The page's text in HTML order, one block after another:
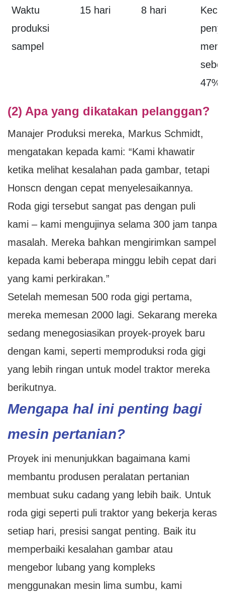
Waktu
produksi
sampel
15 hari 8 hari
47%
(2) Apa yang dikatakan pelanggan?
Manajer Produksi mereka, Markus Schmidt,
mengatakan kepada kami: “Kami khawatir
ketika melihat kesalahan pada gambar, tetapi
Honscn dengan cepat menyelesaikannya.
Roda gigi tersebut sangat pas dengan puli
kami – kami mengujinya selama 300 jam tanpa
masalah. Mereka bahkan mengirimkan sampel
kepada kami beberapa minggu lebih cepat dari
yang kami perkirakan.”
Setelah memesan 500 roda gigi pertama,
mereka memesan 2000 lagi. Sekarang mereka
sedang menegosiasikan proyek-proyek baru
dengan kami, seperti memproduksi roda gigi
yang lebih ringan untuk model traktor mereka
berikutnya.
Mengapa hal ini penting bagi
mesin pertanian?
Proyek ini menunjukkan bagaimana kami
membantu produsen peralatan pertanian
membuat suku cadang yang lebih baik. Untuk
roda gigi seperti puli traktor yang bekerja keras
setiap hari, presisi sangat penting. Baik itu
memperbaiki kesalahan gambar atau
mengebor lubang yang kompleks
menggunakan mesin lima sumbu, kami